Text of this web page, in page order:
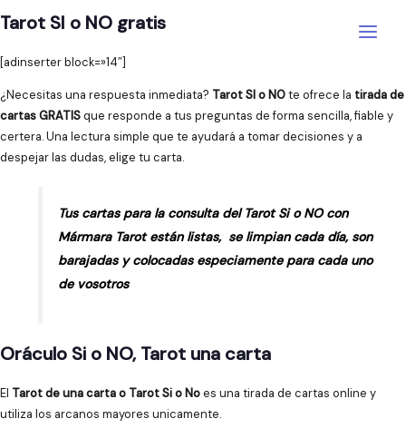
al
Tarot SI o NO gratis
[adinserter block=»14″]
¿Necesitas una respuesta inmediata? Tarot SI o NOte ofrece la tirada de
cartas GRATISque responde a tus preguntas de forma sencilla, fiable y
certera. Una lectura simple que te ayudará a tomar decisiones y a
despejar las dudas, elige tu carta.
Tus cartas para la consulta del Tarot Si o NO con
Mármara Tarot están listas, se limpian cada día, son
barajadas y colocadas especiamente para cada uno
de vosotros
Oráculo Si o NO, Tarot una carta
El Tarot de una carta o Tarot Si o Noes una tirada de cartas online y
utiliza los arcanos mayores unicamente.